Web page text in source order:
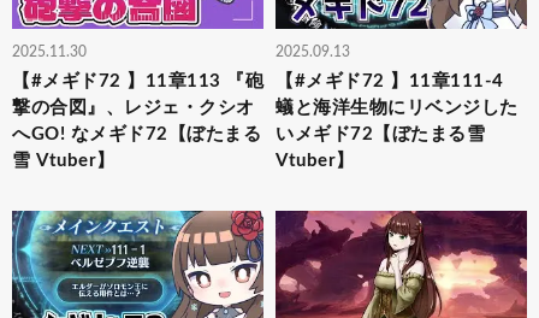
2025.11.30
【#メギド72 】11章113 『砲
撃の合図』、レジェ・クシオ
へGO! なメギド72【ぼたまる
雪 Vtuber】
2025.09.13
【#メギド72 】11章111-4
蟻と海洋生物にリベンジした
いメギド72【ぼたまる雪
Vtuber】